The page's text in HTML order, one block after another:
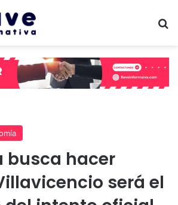
busca hacer
será el